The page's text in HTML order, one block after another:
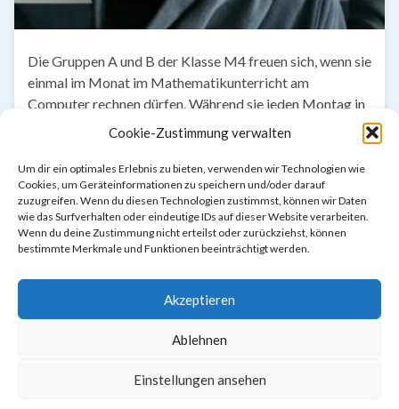
Cookie-Zustimmung verwalten
Um dir ein optimales Erlebnis zu bieten, verwenden wir Technologien wie
Cookies, um Geräteinformationen zu speichern und/oder darauf
zuzugreifen. Wenn du diesen Technologien zustimmst, können wir Daten
wie das Surfverhalten oder eindeutige IDs auf dieser Website verarbeiten.
Wenn du deine Zustimmung nicht erteilst oder zurückziehst, können
bestimmte Merkmale und Funktionen beeinträchtigt werden.
Akzeptieren
Ablehnen
Einstellungen ansehen
Die Gruppen A und B der Klasse M4 freuen sich, wenn sie
einmal im Monat im Mathematikunterricht am
Computer rechnen dürfen. Während sie jeden Montag in
der Computerstunde die Eingabe eines Benutzernamens
und eines Passwortes lernen, vertiefen sie mit unseren
Lernprogrammen den schnellen Umgang mit der
Tastatur und der Maus. Nach einer halben Stunde
Kopfrechnen, …
Impressum & Datenschutzerklärung